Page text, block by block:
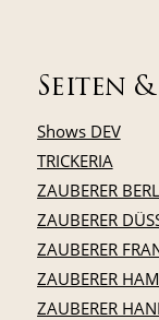
Seiten
Shows DEV
TRICKERIA
ZAUBERER
ZAUBERER
ZAUBERER
ZAUBERER
ZAUBERER